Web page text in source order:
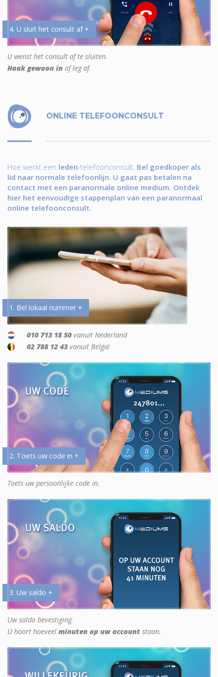
4. U sluit het consult af +
U wenst het consult af te sluiten.
Haak gewoon in of leg af.
ONLINE TELEFOONCONSULT
Hoe werkt een leden-telefoonconsult. Bel goedkoper als
lid naar normale telefoonlijn. U gaat pas betalen na
contact met een paranormale online medium. Ontdek
hier het eenvoudige stappenplan van een paranormaal
online telefoonconsult.
1. Bel lokaal nummer +
010 713 18 50 vanuit Nederland
02 788 12 43 vanuit België
2. Toets uw code in +
Toets uw persoonlijke code in.
3. Uw saldo +
Uw saldo bevestiging.
U hoort hoeveel minuten op uw account staan.